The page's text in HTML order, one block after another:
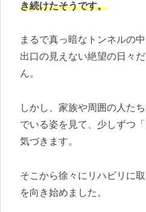
き続けたそうです。
まるで真っ暗なトンネルの
出口の見えない絶望の日々
ん。
しかし、家族や周囲の人た
でいる姿を見て、少しずつ
気づきます。
そこから徐々にリハビリに
を向き始めました。